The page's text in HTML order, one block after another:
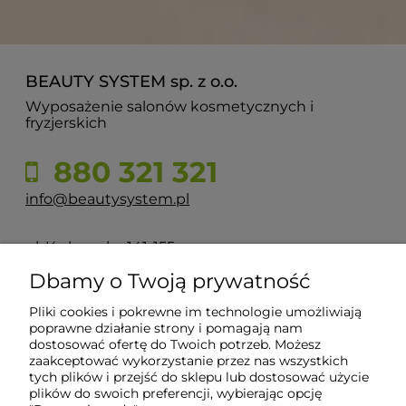
BEAUTY SYSTEM sp. z o.o.
Wyposażenie salonów kosmetycznych i
fryzjerskich
880 321 321
info@beautysystem.pl
ul. Krakowska 141-155
POMOC
INFORMACJE
Dbamy o Twoją prywatność
Pliki cookies i pokrewne im technologie umożliwiają
poprawne działanie strony i pomagają nam
dostosować ofertę do Twoich potrzeb. Możesz
zaakceptować wykorzystanie przez nas wszystkich
tych plików i przejść do sklepu lub dostosować użycie
plików do swoich preferencji, wybierając opcję